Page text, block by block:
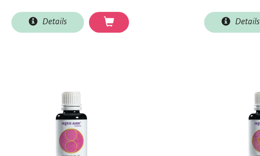
Details Details